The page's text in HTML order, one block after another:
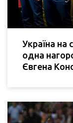
Україна на
одна
Євгена